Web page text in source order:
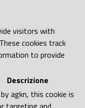
visitors with
cookies track
to provide
Descrizione
agkn, this cookie is